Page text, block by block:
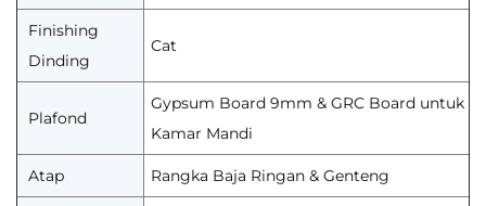
Finishing
Dinding
Cat
Plafond
Gypsum Board 9mm & GRC Board untuk
Kamar Mandi
Atap Rangka Baja Ringan & Genteng